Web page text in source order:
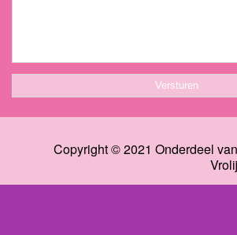
Copyright © 2021 Onderdeel van